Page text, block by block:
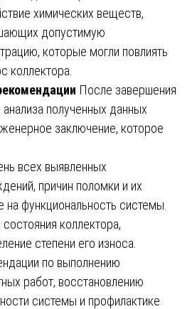
химических веществ,
допустимую
которые могли повлиять
коллектора.
После завершения
полученных данных
заключение, которое
всех выявленных
причин поломки и их
на функциональность системы.
коллектора,
степени его износа.
по выполнению
работ, восстановлению
системы и профилактике